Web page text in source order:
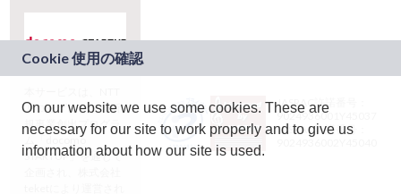
ドコモグループの新
規事業創出プログラ
ム「docomo
STARTUP」を通じて
JASRAC許諾番号：
9024936001Y45037
JASRAC許諾番号：
On our website we use some cookies. These are
necessary for our site to work properly and to give us
information about how our site is used.